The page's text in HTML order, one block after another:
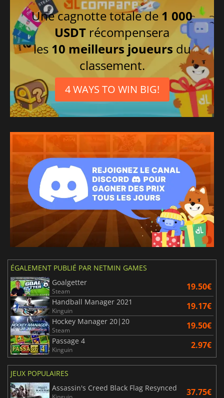
Une cagnotte totale de 1 000
USDT récompensera
les 10 meilleurs joueurs du
classement.
4 WAYS TO WIN BIG!
ÉGALEMENT PUBLIÉ PAR NETMIN GAMES
Goalgetter
Steam 19.50€
Handball Manager 2021
Kinguin 19.17€
Hockey Manager 20|20
Steam 19.50€
Passage 4
Kinguin 2.97€
JEUX POPULAIRES
Assassin's Creed Black Flag Resynced
37.75€